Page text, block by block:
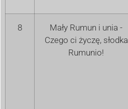
8
Mały Rumun i unia -
Czego ci życzę, słodka
Rumunio!